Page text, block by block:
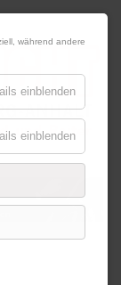
während andere
einblenden
einblenden